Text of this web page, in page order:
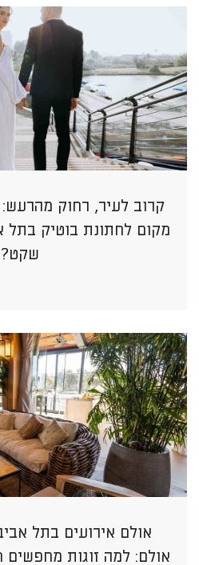
קרוב לעיר, רחוק
מקום לחתונת בוטיק
שקט?
אולם אירועים בתל
אולם: למה זוגות מחפשים